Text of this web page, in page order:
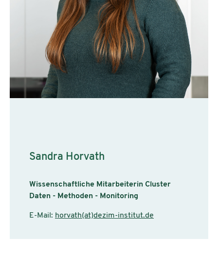
Sandra Horvath
Wissenschaftliche Mitarbeiterin Cluster
Daten - Methoden - Monitoring
E-Mail: horvath(at)dezim-institut.de